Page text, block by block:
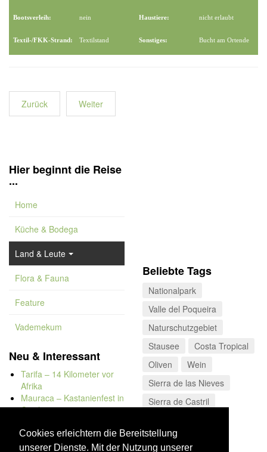
Cookies erleichtern die Bereitstellung
unserer Dienste. Mit der Nutzung unserer
Bootsverleih: nein Haustiere: nicht erlaubt
Textil-/FKK-Strand: Textilstand Sonstiges: Bucht am Ortende
Zurück Weiter
Hier beginnt die Reise
...
Home
Küche & Bodega
Land & Leute
Flora & Fauna
Feature
Vademekum
Neu & Interessant
Tarifa – 14 Kilometer vor
Afrika
Mauraca – Kastanienfest in
Capileira
Bolonia
Kap Trafalgar
Beliebte Tags
Nationalpark
Valle del Poqueira
Naturschutzgebiet
Stausee
Costa Tropical
Oliven
Wein
Sierra de las Nieves
Sierra de Castril